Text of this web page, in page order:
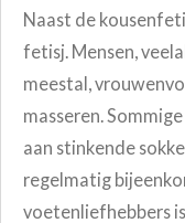
Naast de
fetisj. Mensen,
meestal,
masseren.
aan stinkende
regelmatig
voetenliefhebbers